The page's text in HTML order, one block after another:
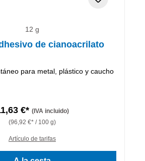
12 g
de cianoacrilato
para metal, plástico y caucho
€* (IVA incluido)
(96,92 €* / 100 g)
Artículo de tarifas